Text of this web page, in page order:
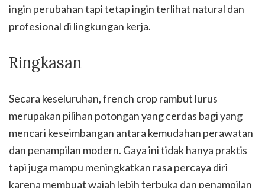
ingin perubahan tapi tetap ingin terlihat natural dan
profesional di lingkungan kerja.
Ringkasan
Secara keseluruhan, french crop rambut lurus
merupakan pilihan potongan yang cerdas bagi yang
mencari keseimbangan antara kemudahan perawatan
dan penampilan modern. Gaya ini tidak hanya praktis
tapi juga mampu meningkatkan rasa percaya diri
karena membuat wajah lebih terbuka dan penampilan